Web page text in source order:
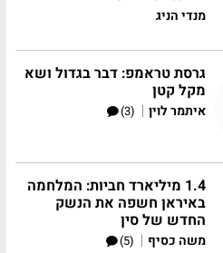
מנדי הניג
גרסת טראמפ: דבר בגדול ושא
מקל קטן
איתמר לוין |
(3)
1.4 מיליארד חביות: המלחמה
באיראן חשפה את הנשק
החדש של סין
משה כסיף |
(5)